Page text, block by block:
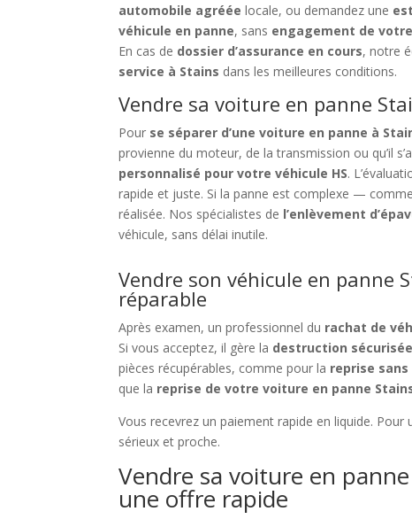
automobile agréée locale, ou demandez une
véhicule en panne, sans engagement de
En cas de dossier d’assurance en cours, notre
service à Stains dans les meilleures conditions.
Vendre sa voiture en panne
Pour se séparer d’une voiture en panne à
provienne du moteur, de la transmission ou qu’il
personnalisé pour votre véhicule HS.
rapide et juste. Si la panne est complexe —
réalisée. Nos spécialistes de l’enlèvement
véhicule, sans délai inutile.
Vendre son véhicule en panne
réparable
Après examen, un professionnel du rachat de
Si vous acceptez, il gère la destruction sécurisée
pièces récupérables, comme pour la reprise
que la reprise de votre voiture en panne
Vous recevrez un paiement rapide en liquide.
sérieux et proche.
Vendre sa voiture en
une offre rapide